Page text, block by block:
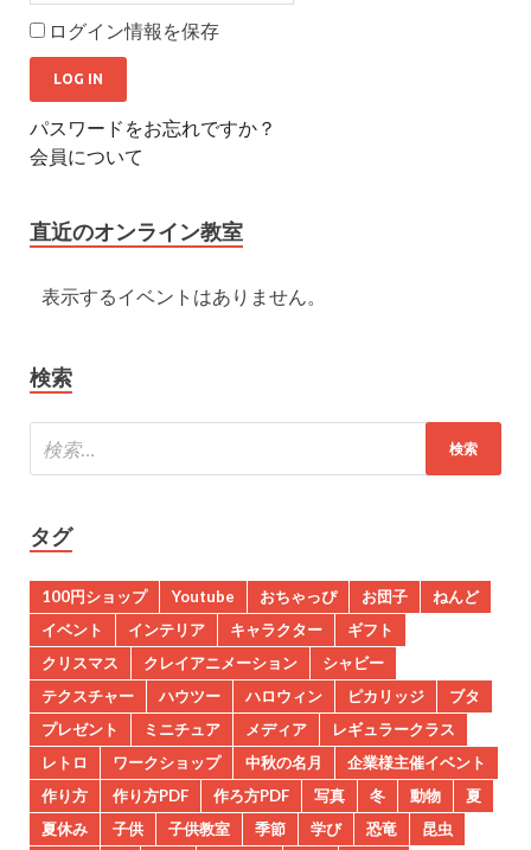
ログイン情報を保存
パスワードをお忘れですか？
会員について
直近のオンライン教室
表示するイベントはありません。
検索
タグ
100円ショップ Youtube おちゃっぴ お団子
ねんど
イベント
インテリア キャラクター
ギフト
クリスマス
クレイアニメーション
シャビー
テクスチャー
ハウツー ハロウィン ピカリッジ
ブタ
プレゼント
ミニチュア メディア
レギュラークラス
レトロ
ワークショップ 中秋の名月
企業様主催イベント
作り方
作り方PDF 作ろ方PDF 写真 冬 動物
夏
夏休み
子供 子供教室 季節 学び 恐竜
昆虫